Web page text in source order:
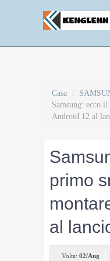
Casa /
Samsung: ecco
Android 12 al
primo
al
Volta: 02/Aug